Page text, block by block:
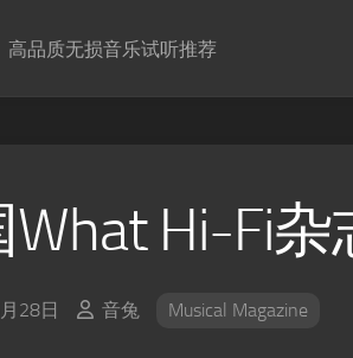
高品质无损音乐试听推荐
Hi-Fi杂
28日 音兔 Musical Magazine